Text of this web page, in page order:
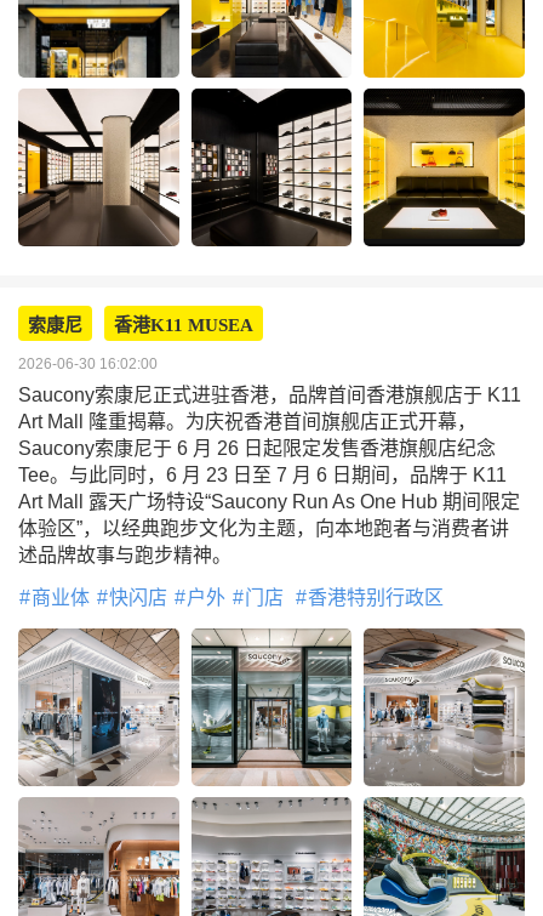
索康尼 香港K11 MUSEA
2026-06-30 16:02:00
Saucony索康尼正式进驻香港，品牌首间香港旗舰店于 K11
Art Mall 隆重揭幕。为庆祝香港首间旗舰店正式开幕，
Saucony索康尼于 6 月 26 日起限定发售香港旗舰店纪念
Tee。与此同时，6 月 23 日至 7 月 6 日期间，品牌于 K11
Art Mall 露天广场特设“Saucony Run As One Hub 期间限定
体验区”，以经典跑步文化为主题，向本地跑者与消费者讲
述品牌故事与跑步精神。
商业体 快闪店 户外 门店 香港特别行政区